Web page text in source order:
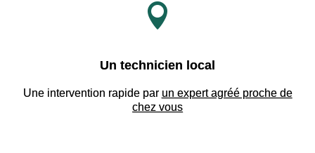

Un technicien local
Une intervention rapide par un expert agréé proche de
chez vous